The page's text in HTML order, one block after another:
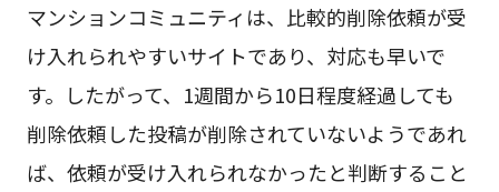
マンションコミュニティは、比較的削除依頼が受
け入れられやすいサイトであり、対応も早いで
す。したがって、1週間から10日程度経過しても
削除依頼した投稿が削除されていないようであれ
ば、依頼が受け入れられなかったと判断すること